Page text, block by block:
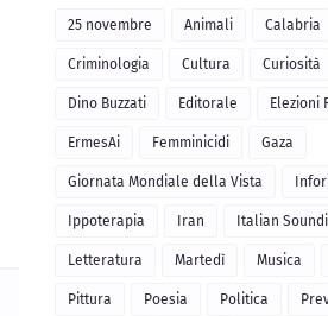
25 novembre Animali Calabria
Criminologia Cultura Curiosità
Dino Buzzati Editorale Elezioni
ErmesAi Femminicidi Gaza
Giornata Mondiale della Vista
Ippoterapia Iran Italian
Letteratura Martedì Musica
Pittura Poesia Politica